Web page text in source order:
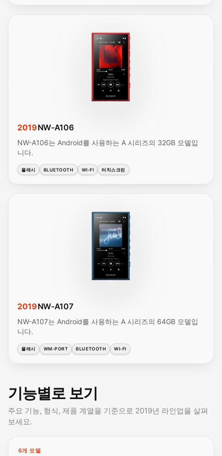
2019NW-A106
NW-A106는 Android를 사용하는 A 시리즈의 32GB 모델입
니다.
플래시 BLUETOOTH WI-FI 터치스크린
2019NW-A107
NW-A107는 Android를 사용하는 A 시리즈의 64GB 모델입
니다.
플래시 WM-PORT BLUETOOTH WI-FI
기능별로 보기
주요 기능, 형식, 제품 계열을 기준으로 2019년 라인업을 살펴
보세요.
6개 모델